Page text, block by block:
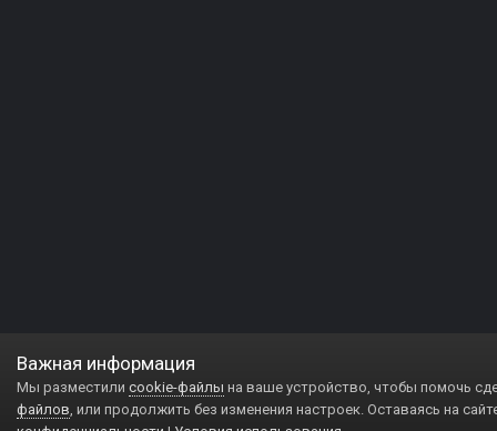
Важная информация
Мы разместили cookie-файлы на ваше устройство, чтобы помочь
файлов, или продолжить без изменения настроек. Оставаясь на